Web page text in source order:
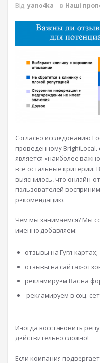
Від yano4ka в Наші
Согласно исследованию
проведенному
является «наиболее
все остальные критерии.
выяснилось, что онлайн-
пользователей
рекомендацию.
Чем мы занимаемся? Мы
именно добавляем:
отзывы на Гугл-картах;
отзывы на сайтах-
рекламируем Вас на
рекламируем в соц.
Иногда восстановить
действительно сложно!
Если компания